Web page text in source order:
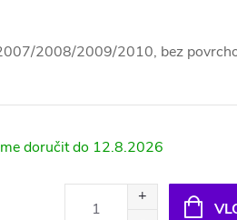
2008/2009/2010, bez
12.8.2026